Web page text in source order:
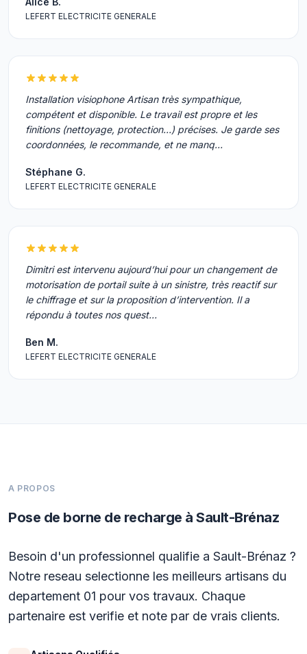
LEFERT ELECTRICITE GENERALE
Installation visiophone Artisan très sympathique,
compétent et disponible. Le travail est propre et les
finitions (nettoyage, protection…) précises. Je garde ses
coordonnées, le recommande, et ne manq…
Stéphane G.
LEFERT ELECTRICITE GENERALE
Dimitri est intervenu aujourd’hui pour un changement de
motorisation de portail suite à un sinistre, très reactif sur
le chiffrage et sur la proposition d’intervention. Il a
répondu à toutes nos quest…
Ben M.
LEFERT ELECTRICITE GENERALE
A PROPOS
Pose de borne de recharge à Sault-Brénaz
Besoin d'un professionnel qualifie a Sault-Brénaz ?
Notre reseau selectionne les meilleurs artisans du
departement 01 pour vos travaux. Chaque
partenaire est verifie et note par de vrais clients.